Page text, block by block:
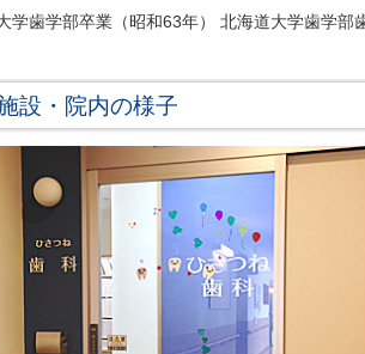
学歯学部卒業（昭和63年） 北海道大学歯学部
設・院内の様子